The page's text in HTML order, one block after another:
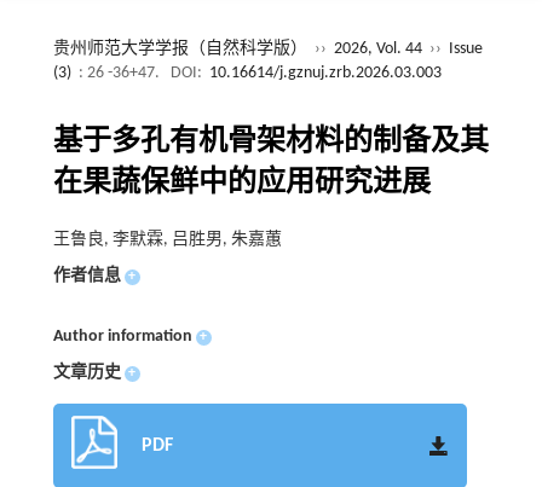
贵州师范大学学报（自然科学版） ›› 2026, Vol. 44 ››
Issue
(3) : 26 -36+47. DOI: 10.16614/j.gznuj.zrb.2026.03.003
基于多孔有机骨架材料的制备及其
在果蔬保鲜中的应用研究进展
王鲁良, 李默霖, 吕胜男, 朱嘉蕙
作者信息 +
Author information +
文章历史 +
PDF